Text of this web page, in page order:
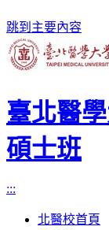
跳到主要內容
臺北醫
碩士班
:::
北醫校首頁